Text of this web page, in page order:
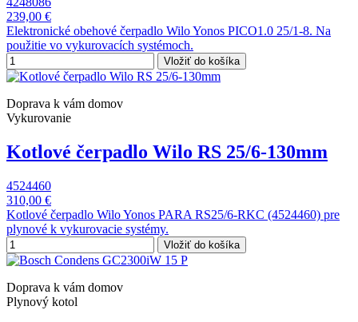
239,00 €
Elektronické obehové čerpadlo Wilo Yonos PICO1.0 25/1-8. Na
použitie vo vykurovacích systémoch.
Vložiť do košíka
Doprava k vám domov
Vykurovanie
Kotlové čerpadlo Wilo RS 25/6-130mm
4524460
310,00 €
Kotlové čerpadlo Wilo Yonos PARA RS25/6-RKC (4524460) pre
plynové k vykurovacie systémy.
Vložiť do košíka
Doprava k vám domov
Plynový kotol